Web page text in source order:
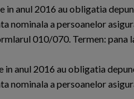
in anul 2016 au obligatia
nominala a persoanelor
010/070. Termen:
in anul 2016 au obligatia
nominala a persoanelor